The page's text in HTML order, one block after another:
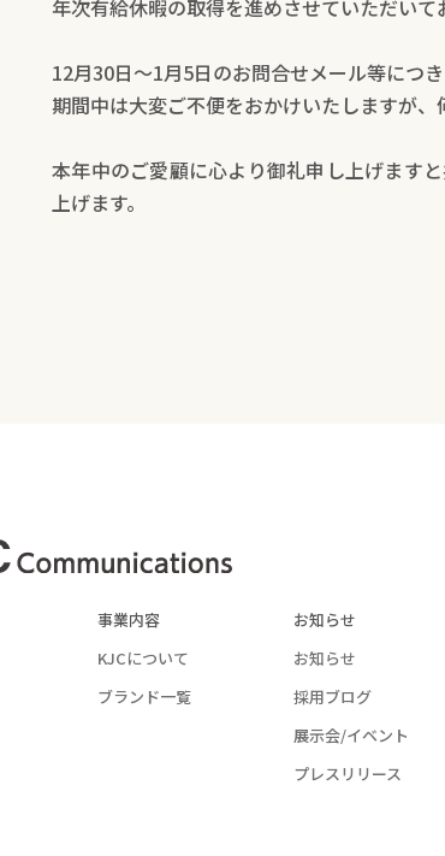
年次有給休暇の取得を進めさせていただいて
12月30日～1月5日のお問合せメール等につ
期間中は大変ご不便をおかけいたしますが、
本年中のご愛顧に心より御礼申し上げます
上げます。
事業内容
KJCについて
ブランド一覧
お知らせ
お知らせ
採用ブログ
展示会/イベント
プレスリリース